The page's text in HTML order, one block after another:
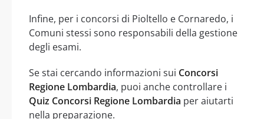
Infine, per i concorsi di Pioltello e Cornaredo, i
Comuni stessi sono responsabili della gestione
degli esami.
Se stai cercando informazioni sui Concorsi
Regione Lombardia, puoi anche controllare i
Quiz Concorsi Regione Lombardia per aiutarti
nella preparazione.